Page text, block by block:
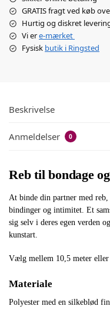
GRATIS fragt ved køb
Hurtig og diskret
Vi ere-mærket
Fysisk butik i Ringsted
Beskrivelse
Anmeldelser 0
Reb til bondage
At binde din partner med
bindinger og intimitet. Et
sig selv i deres egen verden
kunstart.
Vælg mellem 10,5 meter eller
Materiale
Polyester med en silkeblød